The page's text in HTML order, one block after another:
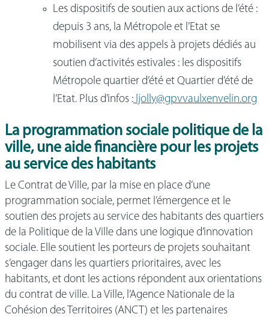
Les dispositifs de soutien aux actions de l’été :
depuis 3 ans, la Métropole et l’Etat se
mobilisent via des appels à projets dédiés au
soutien d’activités estivales : les dispositifs
Métropole quartier d’été et Quartier d’été de
l’Etat. Plus d’infos : ljolly@gpvvaulxenvelin.org
La programmation sociale politique de la
ville, une aide financière pour les projets
au service des habitants
Le Contrat de Ville, par la mise en place d’une
programmation sociale, permet l’émergence et le
soutien des projets au service des habitants des quartiers
de la Politique de la Ville dans une logique d’innovation
sociale. Elle soutient les porteurs de projets souhaitant
s’engager dans les quartiers prioritaires, avec les
habitants, et dont les actions répondent aux orientations
du contrat de ville. La Ville, l’Agence Nationale de la
Cohésion des Territoires (ANCT) et les partenaires